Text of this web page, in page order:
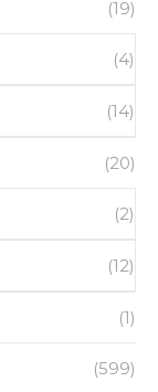
(19)
(4)
(14)
(20)
(2)
(12)
(1)
(599)